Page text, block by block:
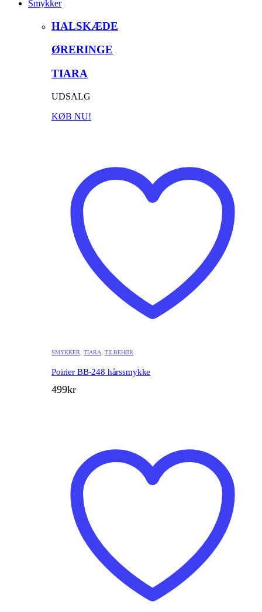
Smykker
HALSKÆDE
ØRERINGE
TIARA
UDSALG
KØB NU!
SMYKKER TIARA TILBEHØR
Poirier BB-248 hårssmykke
499kr